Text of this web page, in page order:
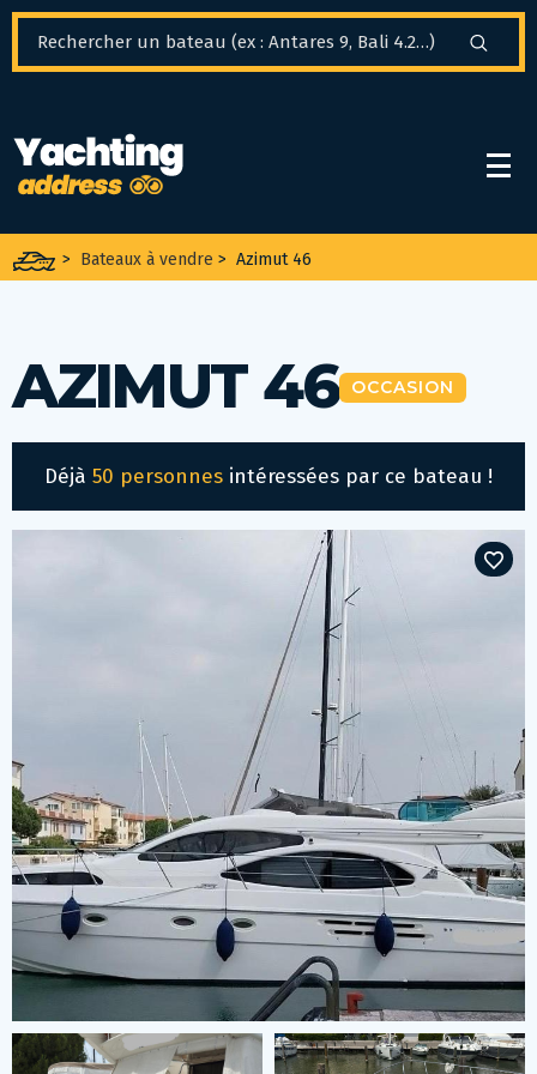
> Bateaux à vendre > Azimut 46
AZIMUT 46 OCCASION
Déjà 50 personnes intéressées par ce bateau !
Panneau de gestion des cookies